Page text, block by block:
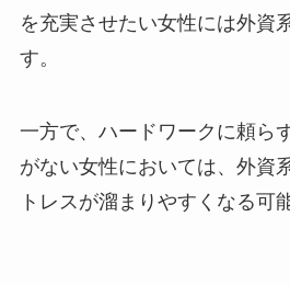
を充実させたい女性には外資
す。
一方で、ハードワークに頼ら
がない女性においては、外資
トレスが溜まりやすくなる可